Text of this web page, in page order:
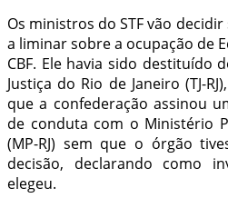
Os ministros do STF vão
a liminar sobre a ocupação de
CBF. Ele havia sido destituído
Justiça do Rio de Janeiro (TJ-
que a confederação assinou
de conduta com o Ministério
(MP-RJ) sem que o órgão
decisão, declarando como
elegeu.